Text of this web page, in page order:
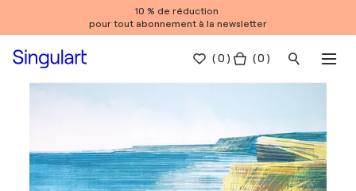
10 % de réduction
pour tout abonnement à la newsletter
(0 ) ( 0 )